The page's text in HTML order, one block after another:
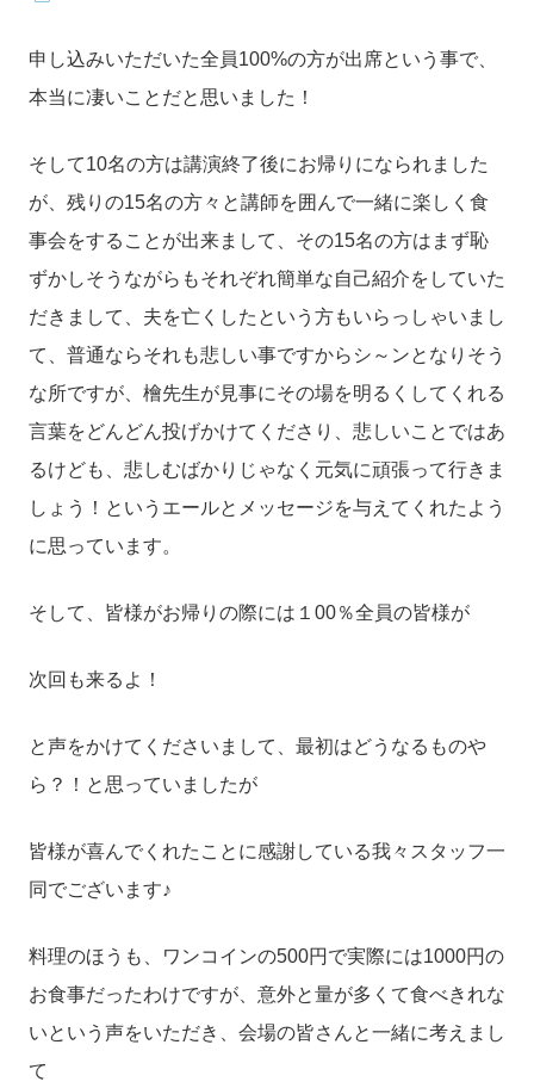
申し込みいただいた全員100%の方が出席という事で、
本当に凄いことだと思いました！
そして10名の方は講演終了後にお帰りになられました
が、残りの15名の方々と講師を囲んで一緒に楽しく食
事会をすることが出来まして、その15名の方はまず恥
ずかしそうながらもそれぞれ簡単な自己紹介をしていた
だきまして、夫を亡くしたという方もいらっしゃいまし
て、普通ならそれも悲しい事ですからシ～ンとなりそう
な所ですが、檜先生が見事にその場を明るくしてくれる
言葉をどんどん投げかけてくださり、悲しいことではあ
るけども、悲しむばかりじゃなく元気に頑張って行きま
しょう！というエールとメッセージを与えてくれたよう
に思っています。
そして、皆様がお帰りの際には１00％全員の皆様が
次回も来るよ！
と声をかけてくださいまして、最初はどうなるものや
ら？！と思っていましたが
皆様が喜んでくれたことに感謝している我々スタッフ一
同でございます♪
料理のほうも、ワンコインの500円で実際には1000円の
お食事だったわけですが、意外と量が多くて食べきれな
いという声をいただき、会場の皆さんと一緒に考えまし
て